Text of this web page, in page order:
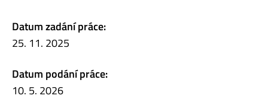
Datum zadání práce:
25. 11. 2025
Datum podání práce:
10. 5. 2026